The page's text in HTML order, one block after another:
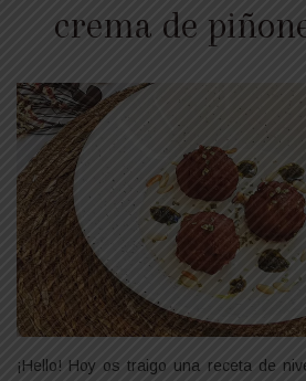
crema de
¡Hello! Hoy os traigo una receta de